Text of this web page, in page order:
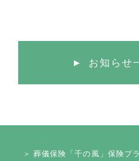
お知らせ
＞ 葬儀保険「千の風」保険プ